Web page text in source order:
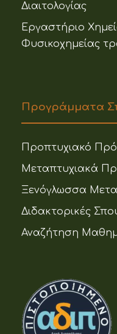
Διαιτολογίας
Εργαστήριο
Φυσικοχημείας
Προγράμματα
Προπτυχιακό
Μεταπτυχιακά
Ξενόγλωσσα
Διδακτορικές
Αναζήτηση